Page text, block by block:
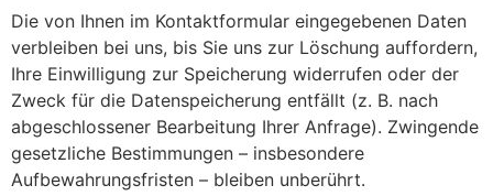
Die von Ihnen im Kontaktformular eingegebenen Daten
verbleiben bei uns, bis Sie uns zur Löschung auffordern,
Ihre Einwilligung zur Speicherung widerrufen oder der
Zweck für die Datenspeicherung entfällt (z. B. nach
abgeschlossener Bearbeitung Ihrer Anfrage). Zwingende
gesetzliche Bestimmungen – insbesondere
Aufbewahrungsfristen – bleiben unberührt.